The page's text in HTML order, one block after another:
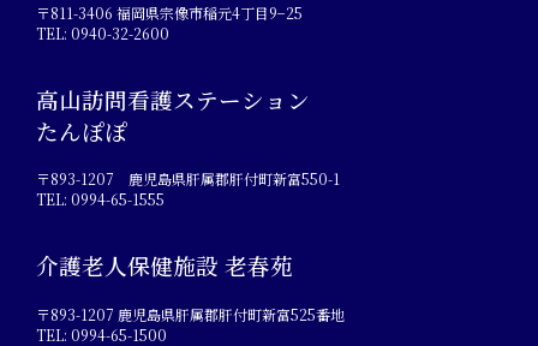
〒811-3406 福岡県宗像市稲元4丁目9−25
TEL: 0940-32-2600
高山訪問看護ステーション
たんぽぽ
〒893-1207 鹿児島県肝属郡肝付町新富550-1
TEL: 0994-65-1555
介護老人保健施設 老春苑
〒893-1207 鹿児島県肝属郡肝付町新富525番地
TEL: 0994-65-1500